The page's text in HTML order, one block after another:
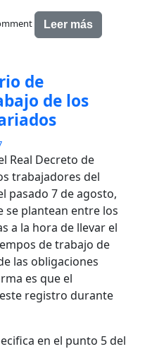
Leer más
de
de los
Real Decreto de
trabajadores del
pasado 7 de agosto,
se plantean entre los
a la hora de llevar el
de trabajo de
las obligaciones
es que el
registro durante
en el punto 5 del